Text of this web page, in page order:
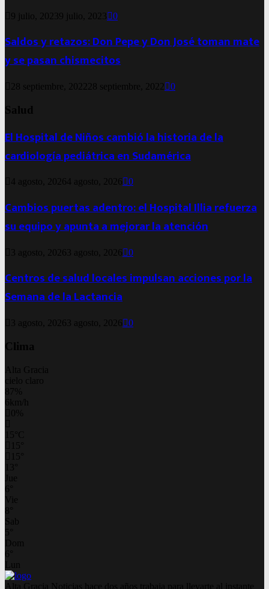
9 julio, 20239 julio, 2023 0
Saldos y retazos: Don Pepe y Don José toman mate
y se pasan chismecitos
28 septiembre, 2022 28 septiembre, 2022 0
Salud
El Hospital de Niños cambió la historia de la
cardiología pediátrica en Sudamérica
4 agosto, 20264 agosto, 2026 0
Cambios puertas adentro: el Hospital Illia refuerza
su equipo y apunta a mejorar la atención
3 agosto, 2026 3 agosto, 2026 0
Centros de salud locales impulsan acciones por la
Semana de la Lactancia
3 agosto, 2026 3 agosto, 2026 0
Clima
Alta Gracia
cielo claro
87%
6km/h
0%
15 C
15
15
13
Jue
6
Vie
8
Sab
5
Dom
6
Lun
Alta Gracia Noticias hace dos años trabaja para llevarte al instante